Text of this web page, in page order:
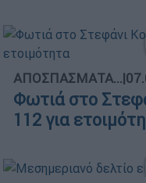
ΑΠΟΣΠΑΣΜΑΤΑ...|
Φωτιά στο
112 για